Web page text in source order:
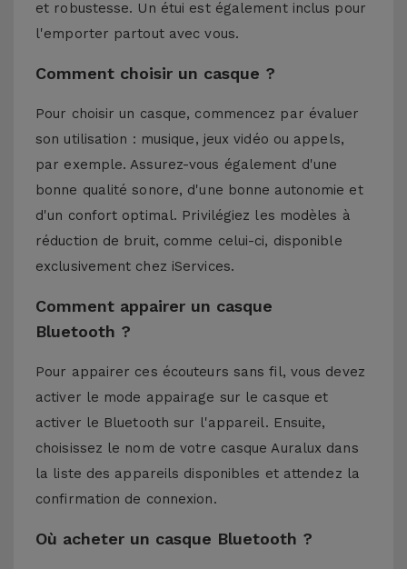
et robustesse. Un étui est également inclus pour
l'emporter partout avec vous.
Comment choisir un casque ?
Pour choisir un casque, commencez par évaluer
son utilisation : musique, jeux vidéo ou appels,
par exemple. Assurez-vous également d'une
bonne qualité sonore, d'une bonne autonomie et
d'un confort optimal. Privilégiez les modèles à
réduction de bruit, comme celui-ci, disponible
exclusivement chez iServices.
Comment appairer un casque
Bluetooth ?
Pour appairer ces écouteurs sans fil, vous devez
activer le mode appairage sur le casque et
activer le Bluetooth sur l'appareil. Ensuite,
choisissez le nom de votre casque Auralux dans
la liste des appareils disponibles et attendez la
confirmation de connexion.
Où acheter un casque Bluetooth ?